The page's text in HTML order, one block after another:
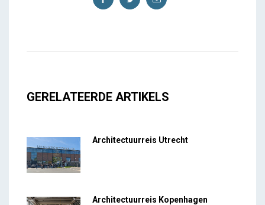
GERELATEERDE ARTIKELS
Architectuurreis Utrecht
Architectuurreis Kopenhagen